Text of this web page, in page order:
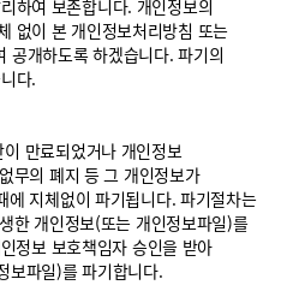
하여 보존합니다. 개인정보의
없이 본 개인정보처리방침 또는
공개하도록 하겠습니다. 파기의
다.
만료되었거나 개인정보
무의 폐지 등 그 개인정보가
에 지체없이 파기됩니다. 파기절차는
한 개인정보(또는 개인정보파일)를
정보 보호책임자 승인을 받아
보파일)를 파기합니다.